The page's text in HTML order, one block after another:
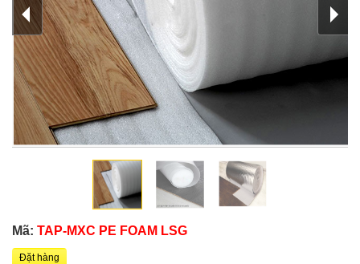
Mã: TAP-MXC PE FOAM LSG
Đặt hàng